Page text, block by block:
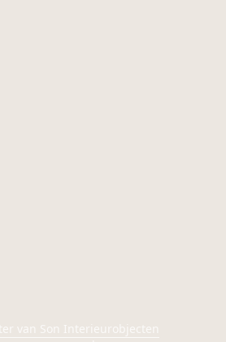
van Son Interieurobjecten